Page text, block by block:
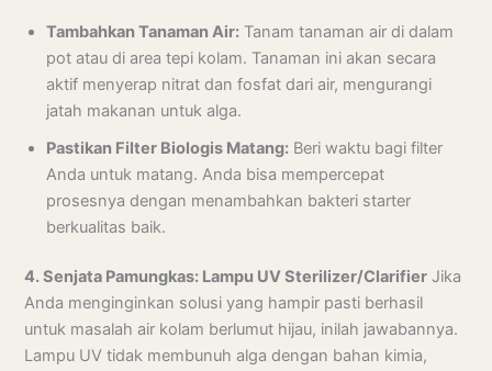
Tambahkan Tanaman Air: Tanam tanaman air di dalam
pot atau di area tepi kolam. Tanaman ini akan secara
aktif menyerap nitrat dan fosfat dari air, mengurangi
jatah makanan untuk alga.
Pastikan Filter Biologis Matang: Beri waktu bagi filter
Anda untuk matang. Anda bisa mempercepat
prosesnya dengan menambahkan bakteri starter
berkualitas baik.
4. Senjata Pamungkas: Lampu UV Sterilizer/Clarifier Jika
Anda menginginkan solusi yang hampir pasti berhasil
untuk masalah air kolam berlumut hijau, inilah jawabannya.
Lampu UV tidak membunuh alga dengan bahan kimia,